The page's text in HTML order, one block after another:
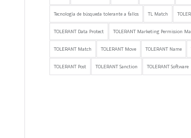
Tecnología de búsqueda tolerante a fallos TL Match
TOLERANT Data Protect TOLERANT Marketing Permission
TOLERANT Match TOLERANT Move TOLERANT Name
TOLERANT Post TOLERANT Sanction TOLERANT Software